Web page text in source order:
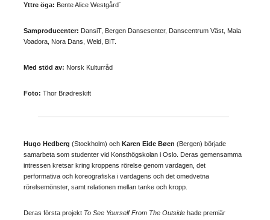
Yttre öga: Bente Alice Westgård`
Samproducenter: DansiT, Bergen Dansesenter, Danscentrum Väst, Mala
Voadora, Nora Dans, Weld, BIT.
Med stöd av: Norsk Kulturråd
Foto: Thor Brødreskift
Hugo Hedberg (Stockholm) och Karen Eide Bøen (Bergen) började
samarbeta som studenter vid Konsthögskolan i Oslo. Deras gemensamma
intressen kretsar kring kroppens rörelse genom vardagen, det
performativa och koreografiska i vardagens och det omedvetna
rörelsemönster, samt relationen mellan tanke och kropp.
Deras första projekt To See Yourself From The Outside hade premiär